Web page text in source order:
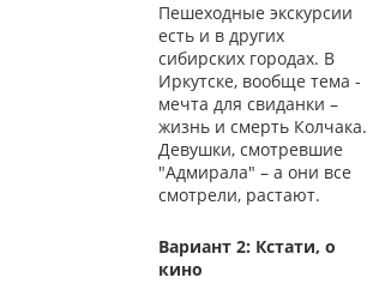
Пешеходные экскурсии
есть и в других
сибирских городах. В
Иркутске, вообще тема -
мечта для свиданки –
жизнь и смерть Колчака.
Девушки, смотревшие
"Адмирала" – а они все
смотрели, растают.
Вариант 2: Кстати, о
кино